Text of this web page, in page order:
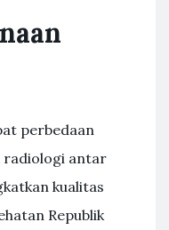
perbedaan
radiologi antar
kualitas
Republik